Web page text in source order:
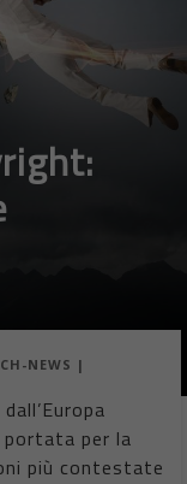
NEWS |
per la
più contestate